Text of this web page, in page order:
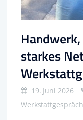
starkes
19. Juni 2026